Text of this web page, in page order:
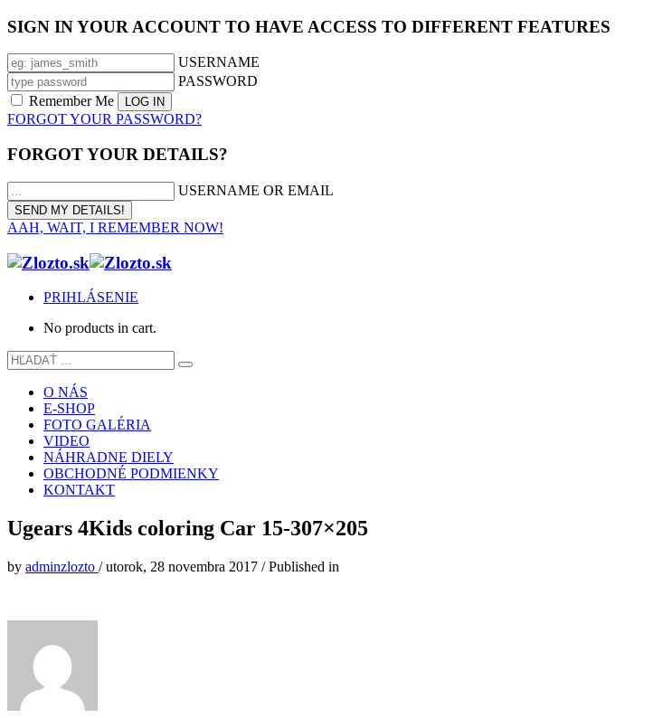
SIGN IN YOUR ACCOUNT TO HAVE ACCESS TO DIFFERENT FEATURES
USERNAME
PASSWORD
Remember Me
FORGOT YOUR PASSWORD?
FORGOT YOUR DETAILS?
USERNAME OR EMAIL
AAH, WAIT, I REMEMBER NOW!
PRIHLÁSENIE
No products in cart.
O NÁS
E-SHOP
FOTO GALÉRIA
VIDEO
NÁHRADNE DIELY
OBCHODNÉ PODMIENKY
KONTAKT
Ugears 4Kids coloring Car 15-307×205
by adminzlozto /utorok, 28 novembra 2017 /Published in